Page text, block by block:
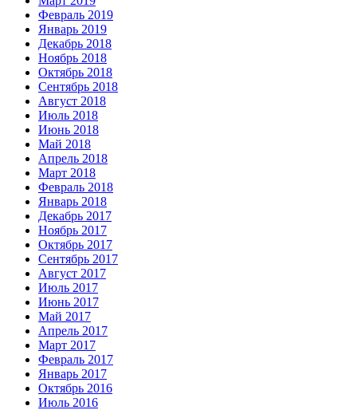
Февраль 2019
Январь 2019
Декабрь 2018
Ноябрь 2018
Октябрь 2018
Сентябрь 2018
Август 2018
Июль 2018
Июнь 2018
Май 2018
Апрель 2018
Март 2018
Февраль 2018
Январь 2018
Декабрь 2017
Ноябрь 2017
Октябрь 2017
Сентябрь 2017
Август 2017
Июль 2017
Июнь 2017
Май 2017
Апрель 2017
Март 2017
Февраль 2017
Январь 2017
Октябрь 2016
Июль 2016